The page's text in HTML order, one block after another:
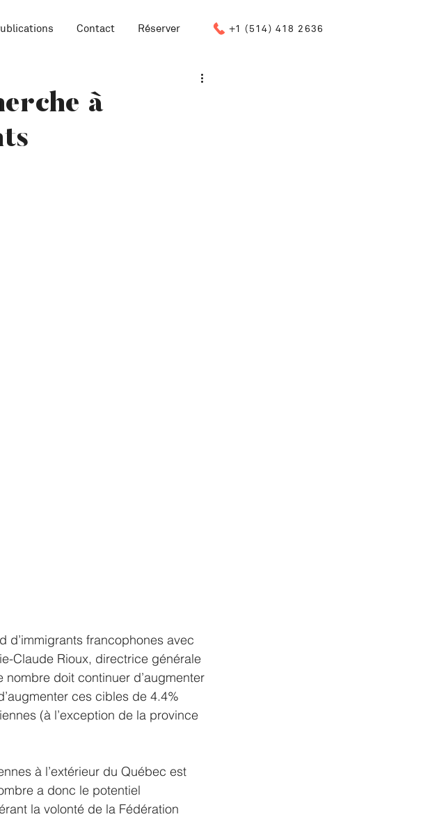
Contact Réserver +1 (514) 418 2636
à
d’immigrants francophones avec
Claude Rioux, directrice générale
doit continuer d’augmenter
ces cibles de 4.4%
(à l’exception de la province
à l’extérieur du Québec est
a donc le potentiel
la volonté de la Fédération